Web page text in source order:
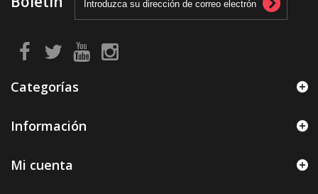
Categorías
Información
Mi cuenta